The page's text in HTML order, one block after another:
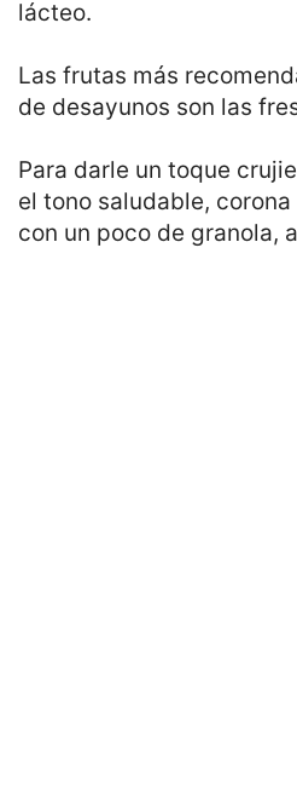
lácteo.
Las frutas más
de desayunos son las
Para darle un toque
el tono saludable,
con un poco de granola,